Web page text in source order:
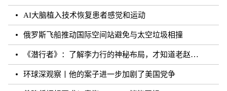
AI大脑植入技术恢复患者感觉和运动
俄罗斯飞船推动国际空间站避免与太空垃圾相撞
《潜行者》：了解李力行的神秘布局，才知道老赵的真实面目！
环球深观察丨他的案子进一步加剧了美国党争